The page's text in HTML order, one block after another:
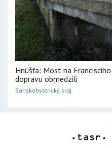
Hnúšťa: Most na
dopravu obmedzili
Banskobystrický kraj